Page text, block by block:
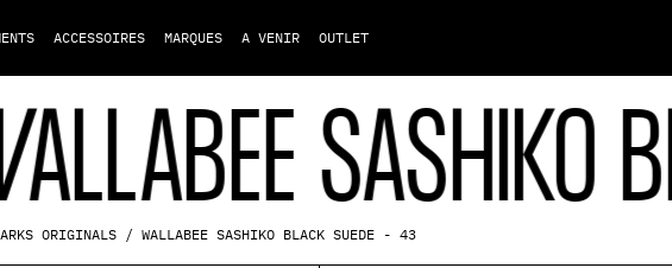
ACCESSOIRES MARQUES A VENIR OUTLET
BLACK
ORIGINALS WALLABEE SASHIKO BLACK SUEDE - 43